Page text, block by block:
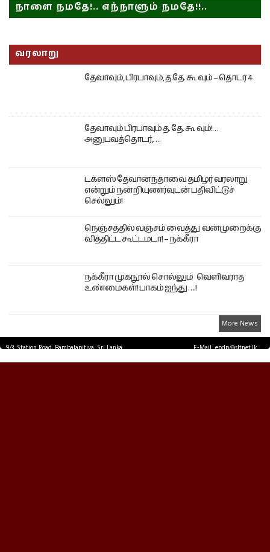
நாளை நமதே!.. எந்நாளும் நமதே!!..
வரலாறு
தேவாவும், பிரபாவும், த.தே. கூ வும் – தொடர் 4
தேவாவும் பிரபாவும் த. தே. கூ வும்!…
அனுபவத்தொடர்,….
டக்ளஸ் தேவானந்தாவை தமிழர் வரலாறு
என்றும் நன்றியுணர்வுடன் பதிவிட்டுச்
செல்லும்!
நெஞ்சத்தில் வஞ்சம் வைத்து வன்முறைக்கு
வித்திட்ட கூட்டமடா! – நக்கீரா
நக்கீரா முகநூல் சொல்லும் வெளிவராத
உண்மைகள்! பாகம் ஐந்து ….!
More News
9/3, Station Road, Bambalapitiya, Sri Lanka.
E-Mail: epdp@sltnet.lk